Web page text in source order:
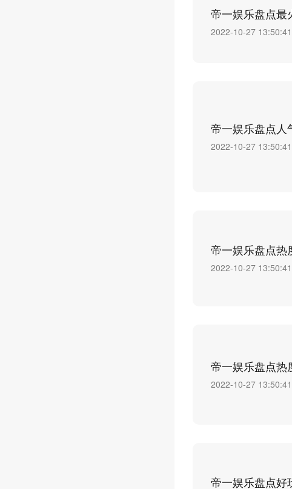
帝一娱乐盘点最
2022-10-27 13:50:41
帝一娱乐盘点人
2022-10-27 13:50:41
帝一娱乐盘点热
2022-10-27 13:50:41
帝一娱乐盘点热
2022-10-27 13:50:41
帝一娱乐盘点好